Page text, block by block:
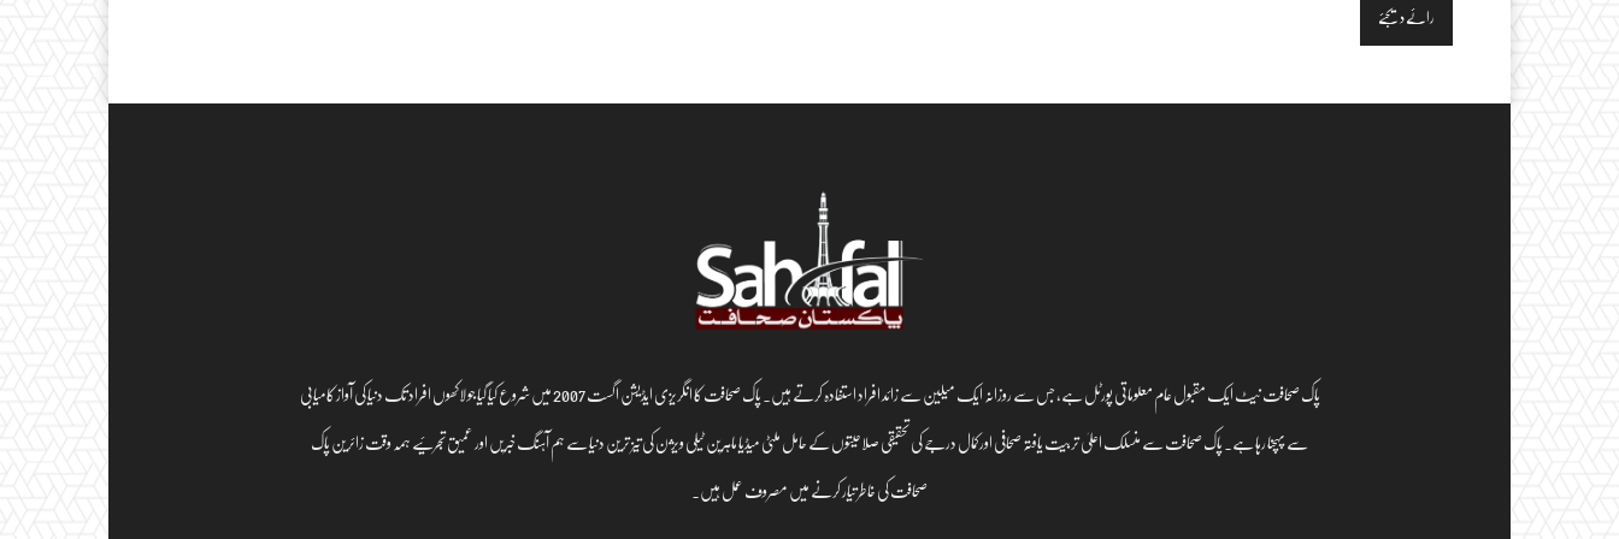
پاک صحافت نیٹ ایک مقبول عام معلوماتی پورٹل ہے، جس سے روزانہ ایک میلین سے زائد افراد استفادہ کرتے ہیں۔ پاک صحافت کا انگریزی ایڈیشن اگست 2007 میں شروع کیا گیا جو لاکھوں افراد تک دنیا کی آواز کامیابی
سے پہچنا رہا ہے۔ پاک صحافت سے منسلک اعلیٰ تربیت یافتہ صحافی اورکمال درجے کی تحقیقی صلاحیتوں کے حامل ملٹی میڈیا ماہرین ٹیلی ویژن کی تیز ترین دنیا سے ہم آہنگ خبریں اور عمیق تجرئیے ہمہ وقت زائرین پاک
صحافت کی خاطر تیار کرنے میں مصروف عمل ہیں۔